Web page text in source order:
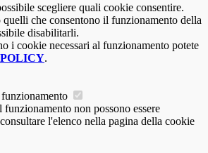
scegliere quali cookie consentire.
quelli che consentono il funzionamento della
disabilitarli.
i cookie necessari al funzionamento potete
.
non possono essere
l'elenco nella pagina della cookie